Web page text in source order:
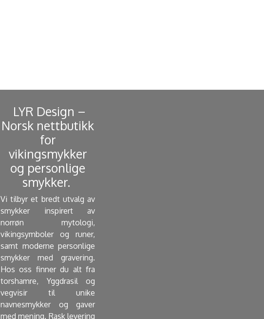
​ LYR Design –
Norsk nettbutikk
for
vikingsmykker
og personlige
smykker. ​
Vi tilbyr et bredt utvalg av
smykker inspirert av
norrøn mytologi,
vikingsymboler og runer,
samt moderne personlige
smykker med gravering.
Hos oss finner du alt fra
torshamre, Yggdrasil og
vegvisir til unike
navnesmykker og gaver
med mening. Rask levering